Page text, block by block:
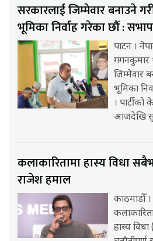
सरकारलाई जिम्मेवार बनाउने
भूमिका निर्वाह गरेका छौँ :
पाटन ।
गगनकुमार
जिम्मेवार
भूमिका
। पार्टीको
आजदेखि
कलाकारितामा हास्य विधा
राजेश हमाल
काठमाडौँ
हास्य